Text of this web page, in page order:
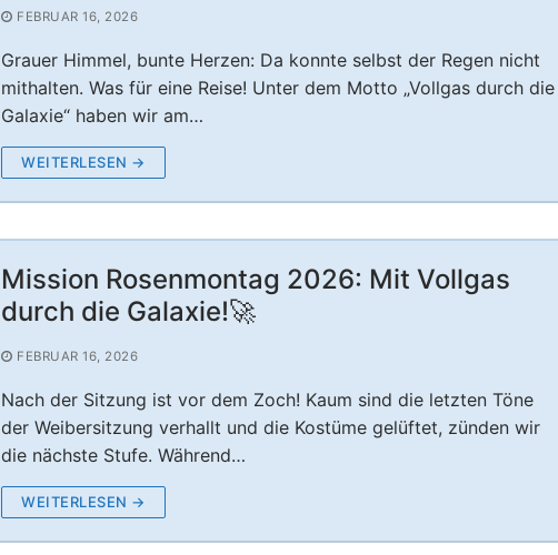
FEBRUAR 16, 2026
Grauer Himmel, bunte Herzen: Da konnte selbst der Regen nicht
mithalten. Was für eine Reise! Unter dem Motto „Vollgas durch die
Galaxie“ haben wir am…
WEITERLESEN →
Mission Rosenmontag 2026: Mit Vollgas
durch die Galaxie!🚀
FEBRUAR 16, 2026
Nach der Sitzung ist vor dem Zoch! Kaum sind die letzten Töne
der Weibersitzung verhallt und die Kostüme gelüftet, zünden wir
die nächste Stufe. Während…
WEITERLESEN →